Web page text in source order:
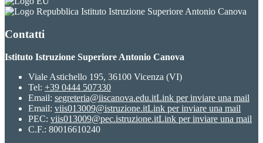
Istituto Istruzione Superiore Antonio Canova
Contatti
Istituto Istruzione Superiore Antonio Canova
Viale Astichello 195, 36100 Vicenza (VI)
Tel: +39 0444 507330
Email: segreteria@iiscanova.edu.itLink per inviare una mail
Email: viis013009@istruzione.itLink per inviare una mail
PEC: viis013009@pec.istruzione.itLink per inviare una mail
C.F.: 80016610240